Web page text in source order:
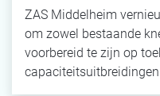
ZAS Middelheim
om zowel bestaande
voorbereid te zijn op